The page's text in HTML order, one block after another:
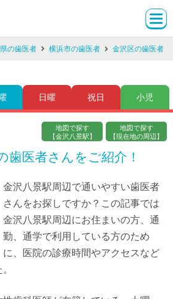
の歯医者 横浜市の歯医者 金沢区の歯医者
日曜 祝日 小児
地図で探す
【金沢八景駅】
地図で探す
【現在地の周辺】
歯医者さんをご紹介！
金沢八景駅周辺で通いやすい歯医者
さんをお探しですか？この記事では
金沢八景駅周辺にお住まいの方、通
勤、通学で利用している方のため
に、医院の診療時間やアクセスなど